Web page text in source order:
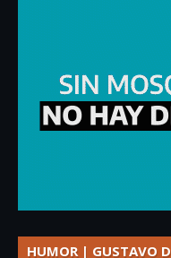
HUMOR | GUSTAVO